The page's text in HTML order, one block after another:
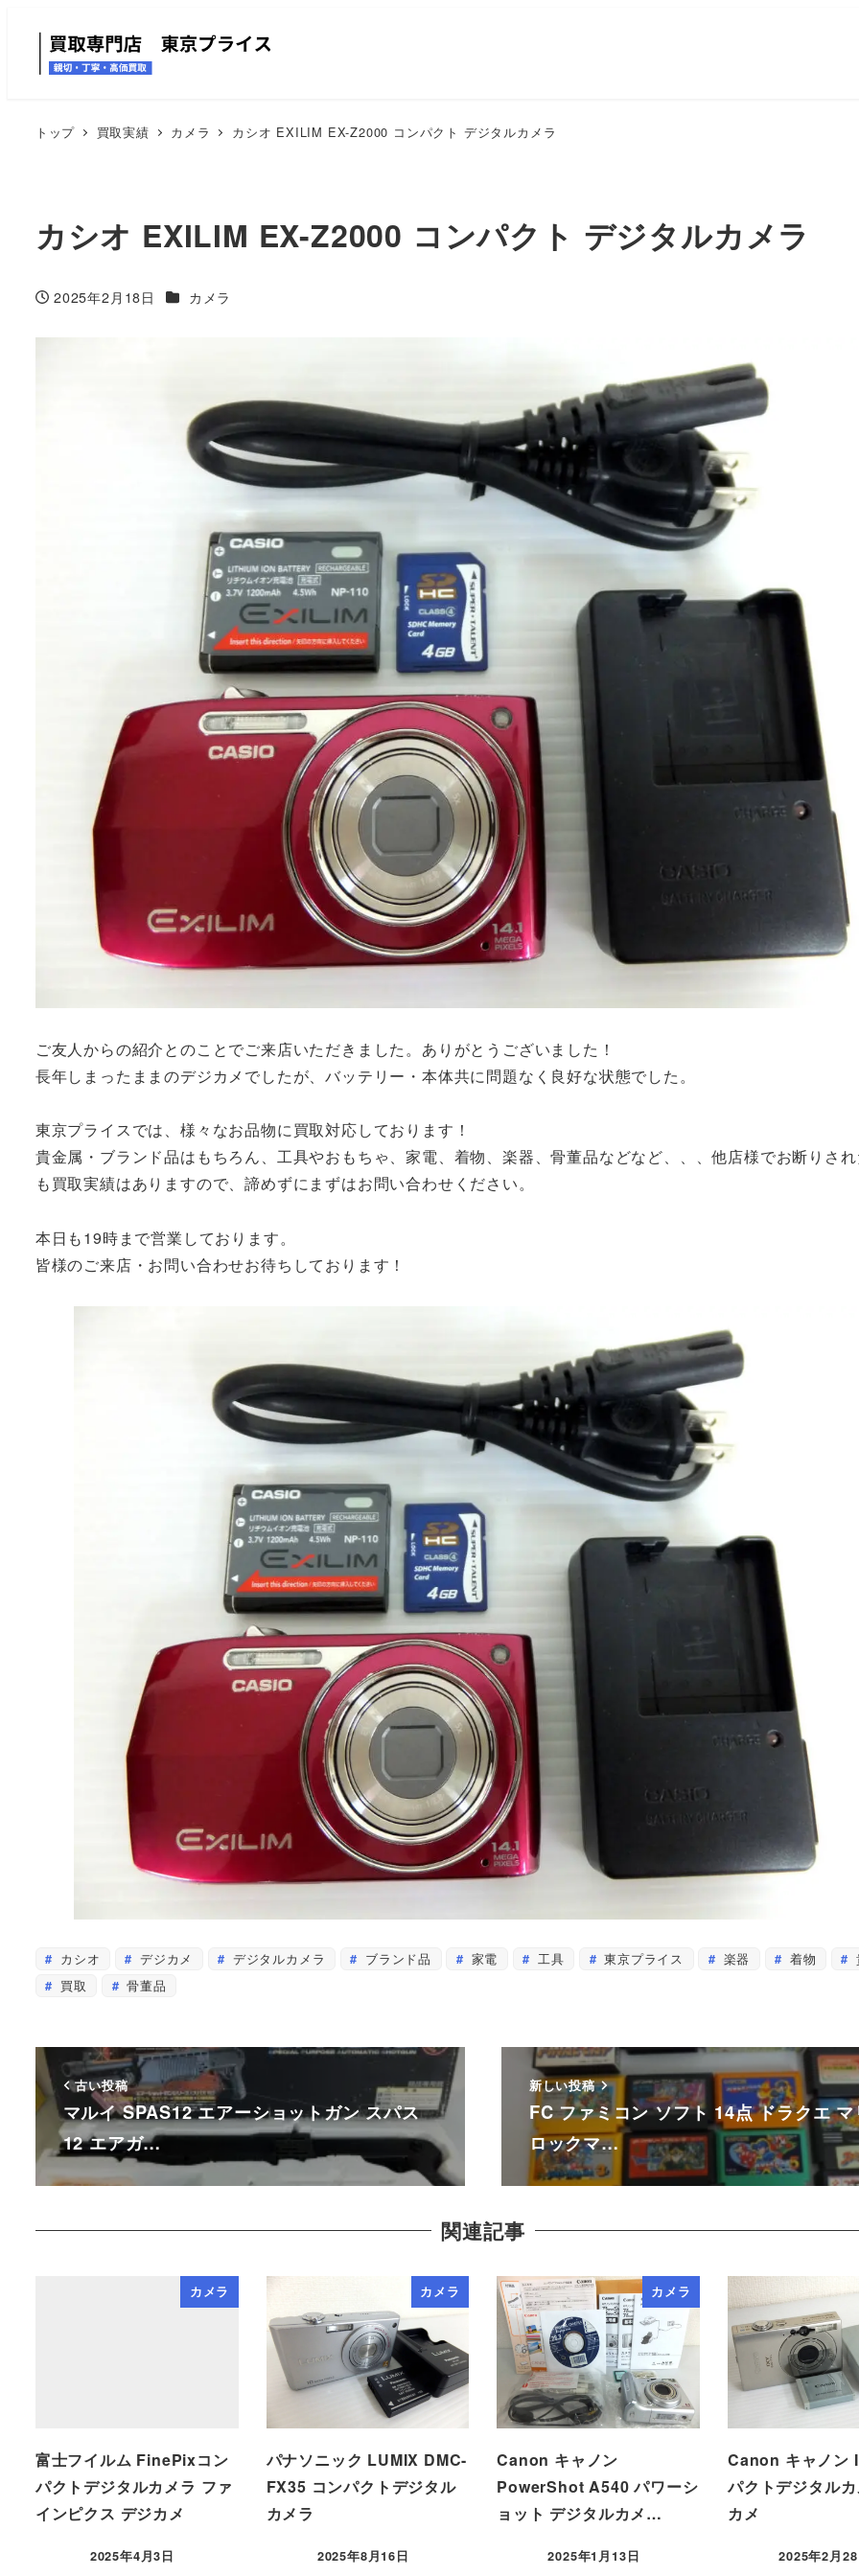
トップ 買取実績 カメラ カシオ EXILIM EX-Z2000 コンパクト デジタルカメラ
カシオ EXILIM EX-Z2000 コンパクト デジタルカメラ
投稿日
2025年2月18日 カテゴリー
カメラ
ご友人からの紹介とのことでご来店いただきました。ありがとうございました！
長年しまったままのデジカメでしたが、バッテリー・本体共に問題なく良好な状態でした。
東京プライスでは、様々なお品物に買取対応しております！
貴金属・ブランド品はもちろん、工具やおもちゃ、家電、着物、楽器、骨董品などなど、、、他店様でお断りさ
も買取実績はありますので、諦めずにまずはお問い合わせください。
本日も19時まで営業しております。
皆様のご来店・お問い合わせお待ちしております！
カシオ デジカメ デジタルカメラ ブランド品 家電 工具 東京プライス 楽器 着物
買取
骨董品
古い投稿
マルイ SPAS12 エアーショットガン スパス
12 エアガ…
新しい投稿
FC ファミコン ソフト 14点 ドラクエ
ロックマ…
関連記事
カメラ
富士フイルム FinePixコン
パクトデジタルカメラ ファ
インピクス デジカメ
2025年4月3日
カメラ
パナソニック LUMIX DMC-
FX35 コンパクトデジタル
カメラ
2025年8月16日
カメラ
Canon キャノン
PowerShot A540 パワーシ
ョット デジタルカメ…
2025年1月13日
Canon キャノン
パクトデジタル
カメ
2025年2月